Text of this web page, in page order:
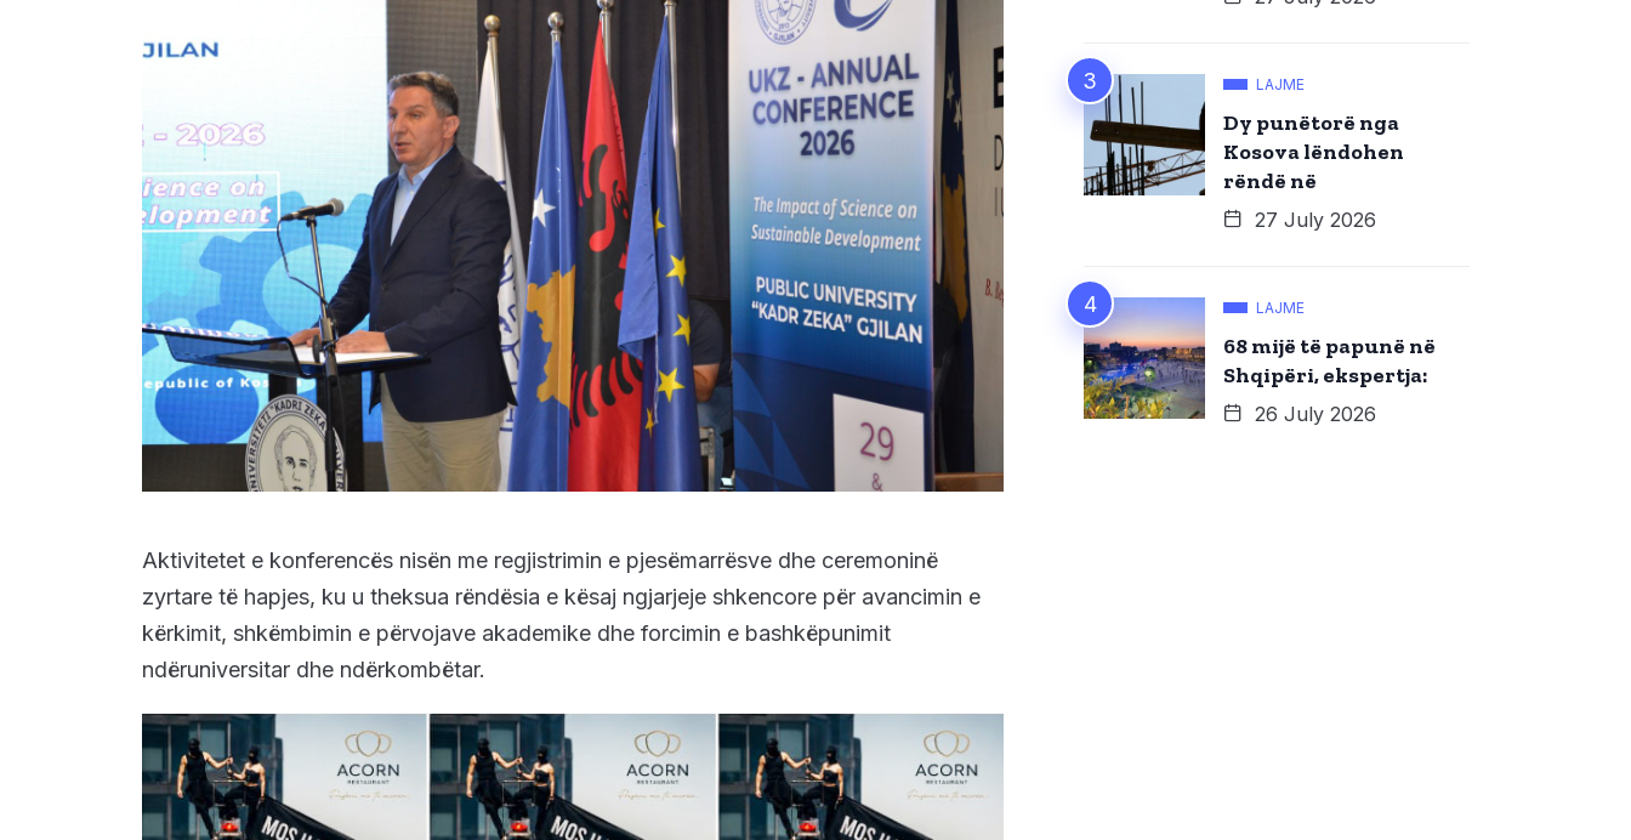
Aktivitetet e konferencës nisën me regjistrimin e pjesëmarrësve dhe ceremoninë
zyrtare të hapjes, ku u theksua rëndësia e kësaj ngjarjeje shkencore për avancimin e
kërkimit, shkëmbimin e përvojave akademike dhe forcimin e bashkëpunimit
ndëruniversitar dhe ndërkombëtar.
LAJME
Dy punëtorë nga
Kosova lëndohen
rëndë në
27 July 2026
LAJME
68 mijë të papunë në
Shqipëri, ekspertja:
26 July 2026